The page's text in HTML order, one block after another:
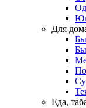
Для
Еда,